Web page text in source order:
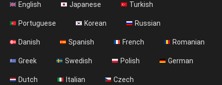
English Japanese Turkish
Portuguese Korean Russian
Danish Spanish French Romanian
Greek Swedish Polish German
Dutch Italian Czech